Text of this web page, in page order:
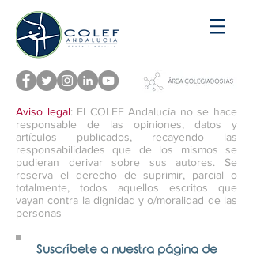
Aviso legal: El COLEF Andalucía no se hace
responsable de las opiniones, datos y
artículos publicados, recayendo las
responsabilidades que de los mismos se
pudieran derivar sobre sus autores. Se
reserva el derecho de suprimir, parcial o
totalmente, todos aquellos escritos que
vayan contra la dignidad y o/moralidad de las
personas
Suscríbete a nuestra página de